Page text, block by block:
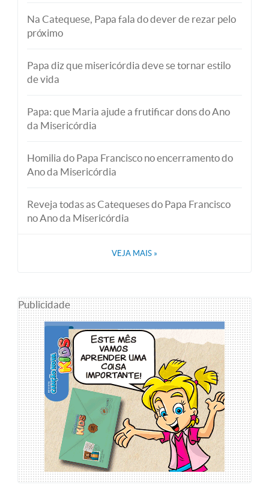
Na Catequese, Papa fala do dever de rezar pelo
próximo
Papa diz que misericórdia deve se tornar estilo
de vida
Papa: que Maria ajude a frutificar dons do Ano
da Misericórdia
Homilia do Papa Francisco no encerramento do
Ano da Misericórdia
Reveja todas as Catequeses do Papa Francisco
no Ano da Misericórdia
VEJA MAIS »
Publicidade